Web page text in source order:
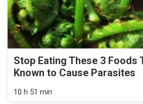
Stop Eating These 3 Foods
Known to Cause Parasites
10 h 51 min